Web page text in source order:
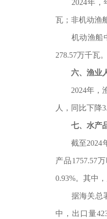
2024年，
瓦；非机动渔
机动渔船
278.57万千瓦
六、渔业
2024年，
人，同比下降
七、水产
截至2024
产品1757.57
0.93%。其中
据海关总
中，出口量